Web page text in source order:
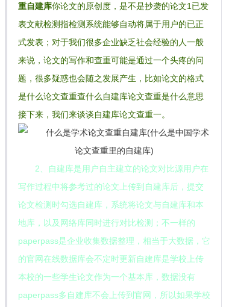
重自建库你论文的原创度，是不是抄袭的论文1已发
表文献检测指检测系统能够自动将属于用户的已正
式发表；对于我们很多企业缺乏社会经验的人一般
来说，论文的写作和查重可能是通过一个头疼的问
题，很多疑惑也会随之发展产生，比如论文的格式
是什么论文查重查什么自建库论文查重是什么意思
接下来，我们来谈谈自建库论文查重一。
2、自建库是用户自主建立的论文对比源用户在
写作过程中将参考过的论文上传到自建库后，提交
论文检测时勾选自建库，系统将论文与自建库和本
地库，以及网络库同时进行对比检测；不一样的
paperpass是企业收集数据整理，相当于大数据，它
的官网在线数据库会不定时更新自建库是学校上传
本校的一些学生论文作为一个基本库，数据没有
paperpass多自建库不会上传到官网，所以如果学校